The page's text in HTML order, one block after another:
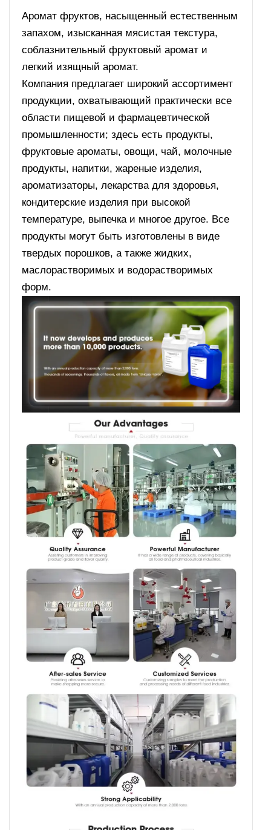
Аромат фруктов, насыщенный естественным
запахом, изысканная мясистая текстура,
соблазнительный фруктовый аромат и
легкий изящный аромат.
Компания предлагает широкий ассортимент
продукции, охватывающий практически все
области пищевой и фармацевтической
промышленности; здесь есть продукты,
фруктовые ароматы, овощи, чай, молочные
продукты, напитки, жареные изделия,
ароматизаторы, лекарства для здоровья,
кондитерские изделия при высокой
температуре, выпечка и многое другое. Все
продукты могут быть изготовлены в виде
твердых порошков, а также жидких,
маслорастворимых и водорастворимых
форм.